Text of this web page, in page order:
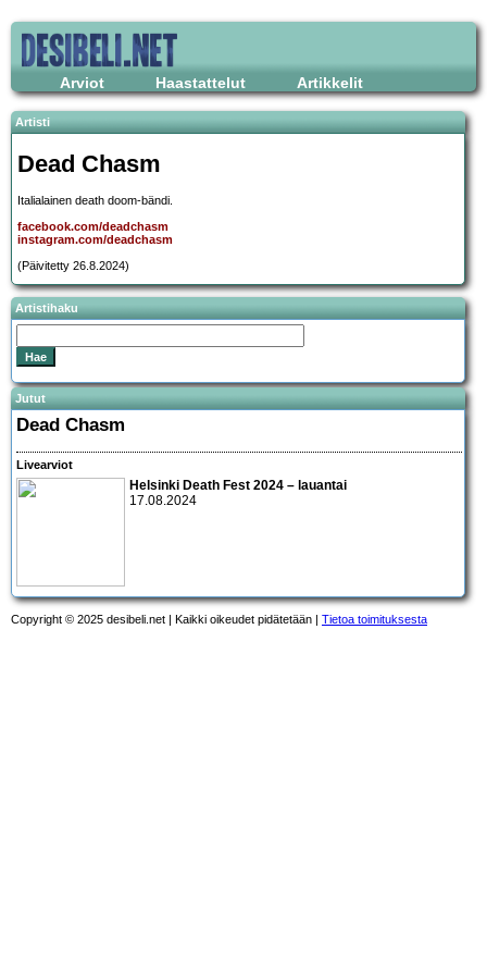
Arviot Haastattelut Artikkelit
Artisti
Dead Chasm
Italialainen death doom-bändi.
facebook.com/deadchasm
instagram.com/deadchasm
(Päivitetty 26.8.2024)
Artistihaku
Jutut
Dead Chasm
Livearviot
Helsinki Death Fest 2024 – lauantai
17.08.2024
Copyright © 2025 desibeli.net | Kaikki oikeudet pidätetään | Tietoa toimituksesta